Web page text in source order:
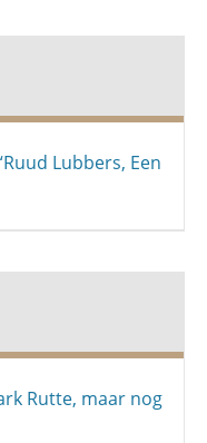
Lubbers, Een
Rutte, maar nog